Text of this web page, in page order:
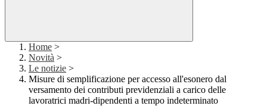
Home >
Novità >
Le notizie >
Misure di semplificazione per accesso all'esonero dal
versamento dei contributi previdenziali a carico delle
lavoratrici madri-dipendenti a tempo indeterminato